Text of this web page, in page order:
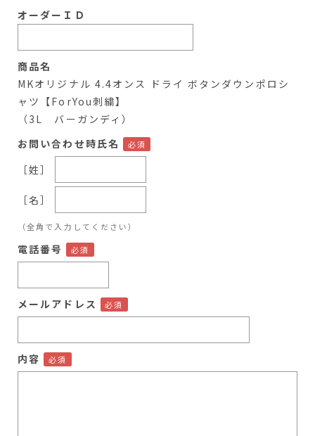
オーダーＩＤ
商品名
MKオリジナル 4.4オンス ドライ ボタンダウンポロシ
ャツ【ForYou刺繍】
（3L バーガンディ）
お問い合わせ時氏名
［姓］
［名］
（全角で入力してください）
電話番号
メールアドレス
内容